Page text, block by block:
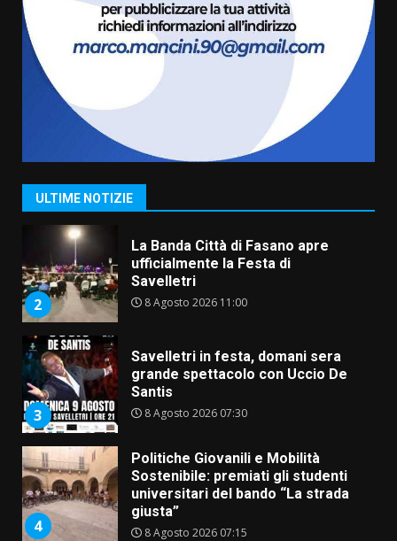
ULTIME NOTIZIE
Fasanese ferito a colpi di arma
da fuoco
6 Agosto 2026 18:13
1
Serie D, l’Us Fasano non molla e
conferma di voler ricorrere per
2
La Banda Città di Fasano apre
ufficialmente la Festa di
Savelletri
8 Agosto 2026 11:00
3
Savelletri in festa, domani sera
grande spettacolo con Uccio De
Santis
8 Agosto 2026 07:30
4
Politiche Giovanili e Mobilità
Sostenibile: premiati gli studenti
universitari del bando “La strada
giusta”
8 Agosto 2026 07:15